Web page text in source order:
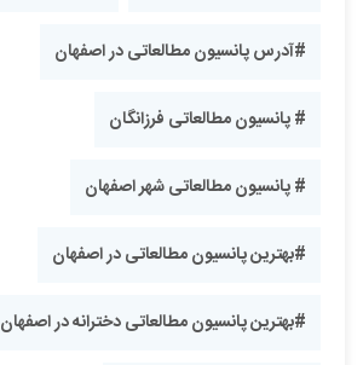
#آدرس پانسیون مطالعاتی در اصفهان
# پانسیون مطالعاتی فرزانگان
# پانسیون مطالعاتی شهر اصفهان
#بهترین پانسیون مطالعاتی در اصفهان
#بهترین پانسیون مطالعاتی دخترانه در اصفهان